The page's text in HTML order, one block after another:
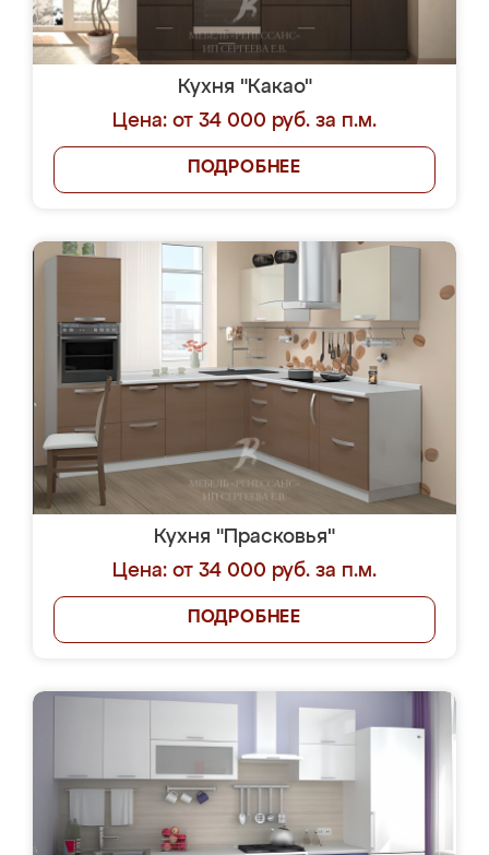
Кухня "Какао"
Цена: от 34 000 руб. за п.м.
ПОДРОБНЕЕ
Кухня "Прасковья"
Цена: от 34 000 руб. за п.м.
ПОДРОБНЕЕ